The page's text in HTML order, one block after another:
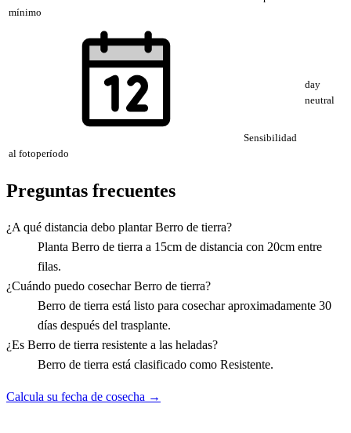
mínimo
Sensibilidad
al fotoperíodo
day
neutral
Preguntas frecuentes
¿A qué distancia debo plantar Berro de tierra?
Planta Berro de tierra a 15cm de distancia con 20cm entre
filas.
¿Cuándo puedo cosechar Berro de tierra?
Berro de tierra está listo para cosechar aproximadamente 30
días después del trasplante.
¿Es Berro de tierra resistente a las heladas?
Berro de tierra está clasificado como Resistente.
Calcula su fecha de cosecha →